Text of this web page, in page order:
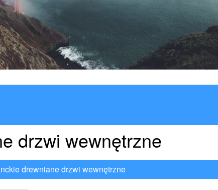
drzwi wewnętrzne
drewniane drzwi wewnętrzne